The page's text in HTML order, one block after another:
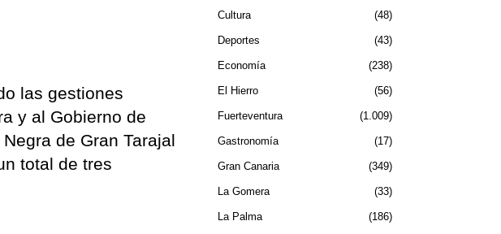
las gestiones
y al Gobierno de
de Gran Tarajal
total de tres
Cultura 48
Deportes 43
Economía 238
El Hierro 56
Fuerteventura 1.009
Gastronomía 17
Gran Canaria 349
La Gomera 33
La Palma 186